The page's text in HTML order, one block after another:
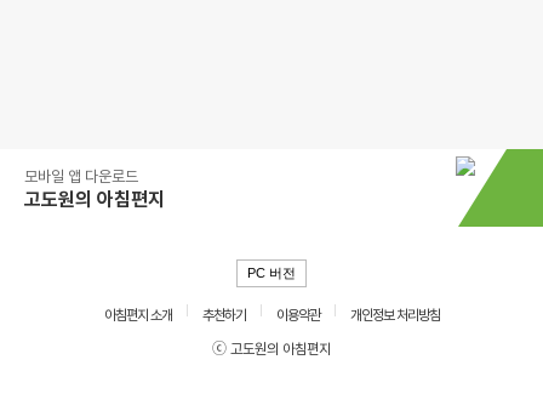
모바일 앱 다운로드
고도원의 아침편지
PC 버전
아침편지 소개 추천하기 이용약관
개인정보 처리방침
ⓒ 고도원의 아침편지